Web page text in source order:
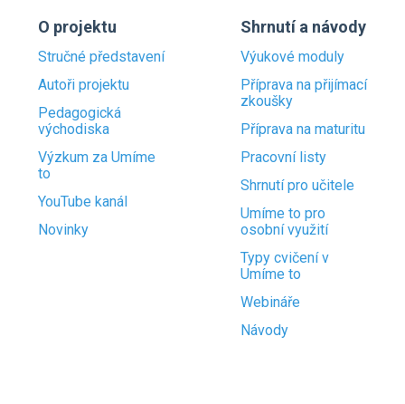
O projektu
Stručné představení
Autoři projektu
Pedagogická
východiska
Výzkum za Umíme
to
YouTube kanál
Novinky
Shrnutí a návody
Výukové moduly
Příprava na přijímací
zkoušky
Příprava na maturitu
Pracovní listy
Shrnutí pro učitele
Umíme to pro
osobní využití
Typy cvičení v
Umíme to
Webináře
Návody